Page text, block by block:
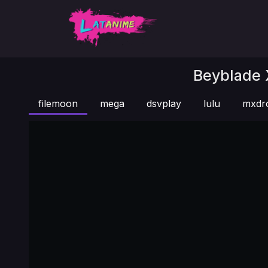
Beyblade
filemoon mega dsvplay lulu